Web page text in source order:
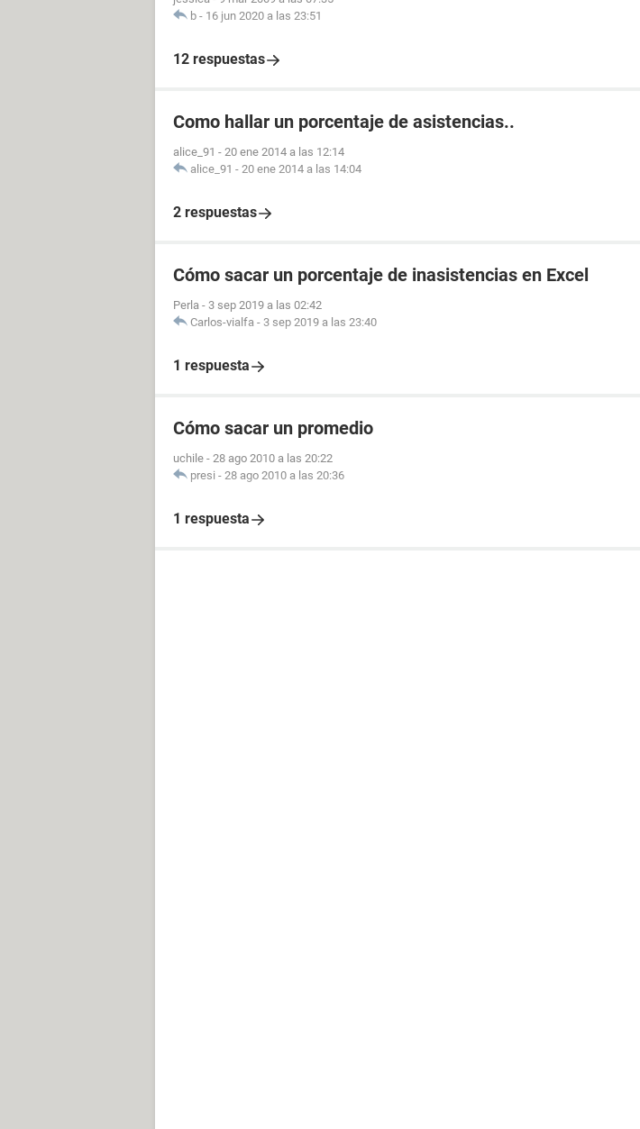
b - 16 jun 2020 a las 23:51
12 respuestas
Como hallar un porcentaje de asistencias..
alice_91 - 20 ene 2014 a las 12:14
alice_91 - 20 ene 2014 a las 14:04
2 respuestas
Cómo sacar un porcentaje de inasistencias en Excel
Perla - 3 sep 2019 a las 02:42
Carlos-vialfa - 3 sep 2019 a las 23:40
1 respuesta
Cómo sacar un promedio
uchile - 28 ago 2010 a las 20:22
presi - 28 ago 2010 a las 20:36
1 respuesta